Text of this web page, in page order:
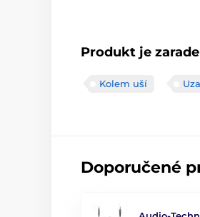
Produkt je
Kolem uší
Doporučené